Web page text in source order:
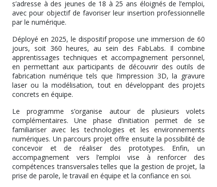
s’adresse à des jeunes de 18 à 25 ans éloignés de l’emploi,
avec pour objectif de favoriser leur insertion professionnelle
par le numérique.
Déployé en 2025, le dispositif propose une immersion de 60
jours, soit 360 heures, au sein des FabLabs. Il combine
apprentissages techniques et accompagnement personnel,
en permettant aux participants de découvrir des outils de
fabrication numérique tels que l’impression 3D, la gravure
laser ou la modélisation, tout en développant des projets
concrets en équipe.
Le programme s’organise autour de plusieurs volets
complémentaires. Une phase d’initiation permet de se
familiariser avec les technologies et les environnements
numériques. Un parcours projet offre ensuite la possibilité de
concevoir et de réaliser des prototypes. Enfin, un
accompagnement vers l’emploi vise à renforcer des
compétences transversales telles que la gestion de projet, la
prise de parole, le travail en équipe et la confiance en soi.